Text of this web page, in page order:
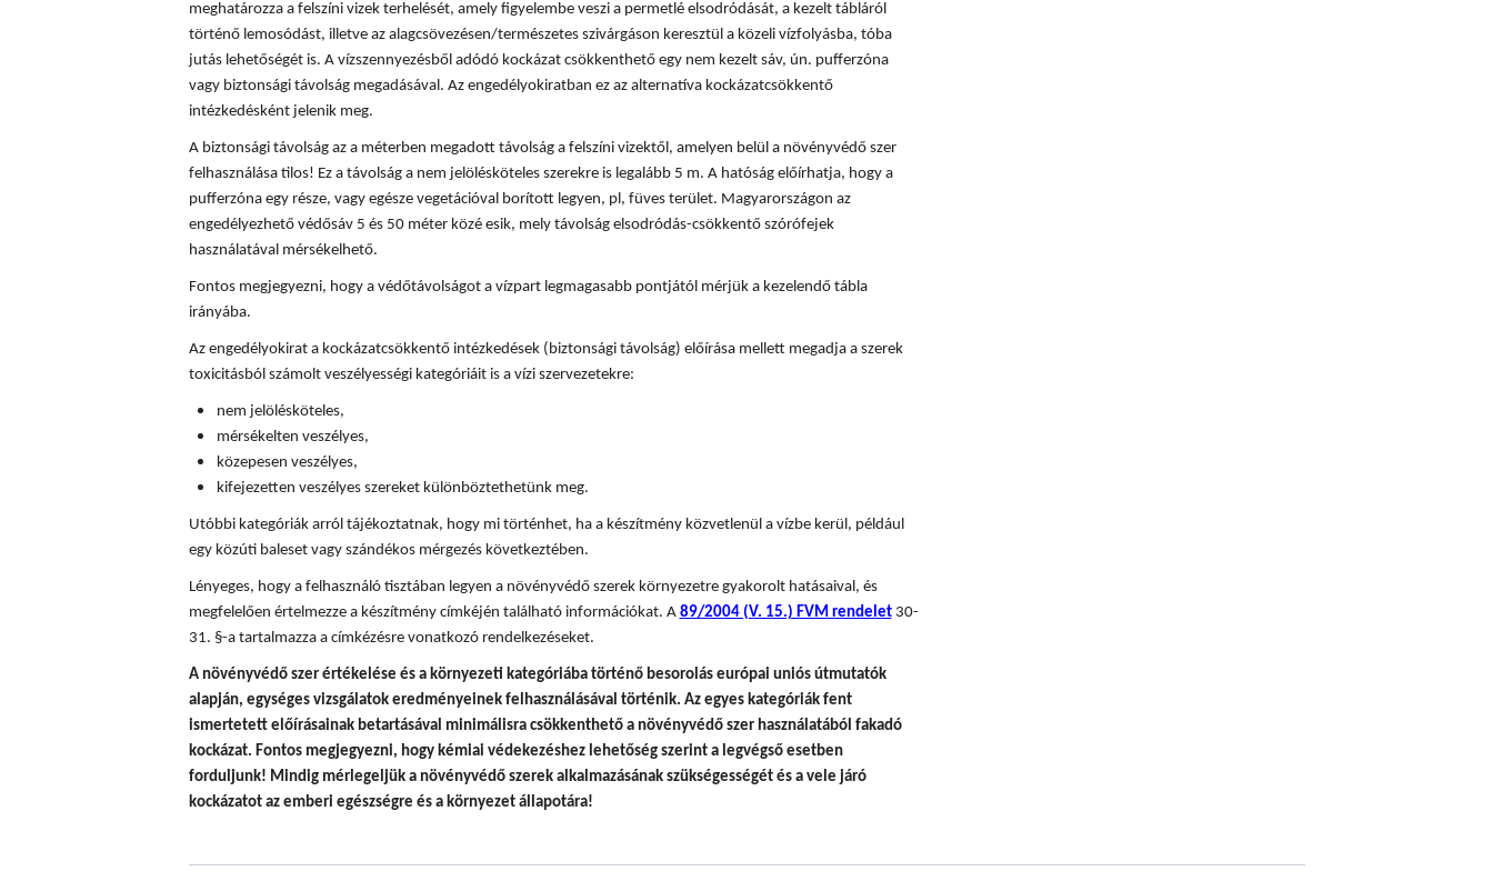
meghatározza a felszíni vizek terhelését, amely figyelembe veszi a permetlé elsodródását, a kezelt tábláról
történő lemosódást, illetve az alagcsövezésen/természetes szivárgáson keresztül a közeli vízfolyásba, tóba
jutás lehetőségét is. A vízszennyezésből adódó kockázat csökkenthető egy nem kezelt sáv, ún. pufferzóna
vagy biztonsági távolság megadásával. Az engedélyokiratban ez az alternatíva kockázatcsökkentő
intézkedésként jelenik meg.
A biztonsági távolság az a méterben megadott távolság a felszíni vizektől, amelyen belül a növényvédő szer
felhasználása tilos! Ez a távolság a nem jelölésköteles szerekre is legalább 5 m. A hatóság előírhatja, hogy a
pufferzóna egy része, vagy egésze vegetációval borított legyen, pl, füves terület. Magyarországon az
engedélyezhető védősáv 5 és 50 méter közé esik, mely távolság elsodródás-csökkentő szórófejek
használatával mérsékelhető.
Fontos megjegyezni, hogy a védőtávolságot a vízpart legmagasabb pontjától mérjük a kezelendő tábla
irányába.
Az engedélyokirat a kockázatcsökkentő intézkedések (biztonsági távolság) előírása mellett megadja a szerek
toxicitásból számolt veszélyességi kategóriáit is a vízi szervezetekre:
nem jelölésköteles,
mérsékelten veszélyes,
közepesen veszélyes,
kifejezetten veszélyes szereket különböztethetünk meg.
Utóbbi kategóriák arról tájékoztatnak, hogy mi történhet, ha a készítmény közvetlenül a vízbe kerül, például
egy közúti baleset vagy szándékos mérgezés következtében.
Lényeges, hogy a felhasználó tisztában legyen a növényvédő szerek környezetre gyakorolt hatásaival, és
megfelelően értelmezze a készítmény címkéjén található információkat. A 89/2004 (V. 15.) FVM rendelet30-
31. §-a tartalmazza a címkézésre vonatkozó rendelkezéseket.
A növényvédő szer értékelése és a környezeti kategóriába történő besorolás európai uniós útmutatók
alapján, egységes vizsgálatok eredményeinek felhasználásával történik. Az egyes kategóriák fent
ismertetett előírásainak betartásával minimálisra csökkenthető a növényvédő szer használatából fakadó
kockázat. Fontos megjegyezni, hogykémiai védekezéshez lehetőség szerint a legvégső esetben
forduljunk! Mindig mérlegeljük a növényvédő szerek alkalmazásának szükségességét és a vele járó
kockázatot az emberi egészségre és a környezet állapotára!